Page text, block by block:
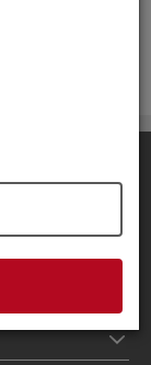
Merk­ma­le.